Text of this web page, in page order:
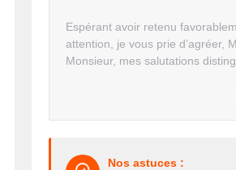
Espérant avoir retenu
attention, je vous prie d’agréer,
Monsieur, mes salutations
Nos astuces :